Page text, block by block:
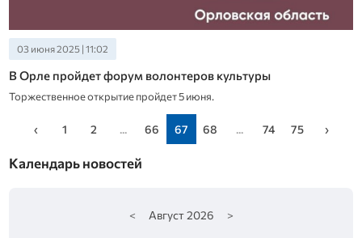
03 июня 2025 | 11:02
В Орле пройдет форум волонтеров культуры
Торжественное открытие пройдет 5 июня.
‹ 1 2 ... 66 67 68 ... 74 75 ›
Календарь новостей
< Август 2026 >